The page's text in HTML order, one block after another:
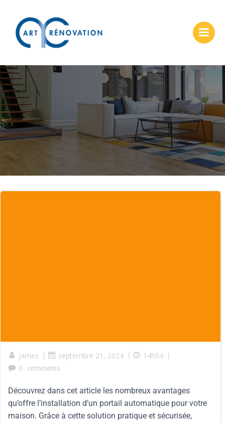
james | septembre 21, 2024 | 14h54 |
0
comments
Découvrez dans cet article les nombreux avantages
qu’offre l’installation d’un portail automatique pour votre
maison. Grâce à cette solution pratique et sécurisée,